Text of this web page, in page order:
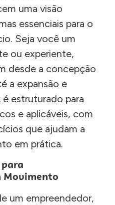
uma visão
essenciais para o
Seja você um
ou experiente,
desde a concepção
a expansão e
estruturado para
e aplicáveis, com
que ajudam a
em prática.
Movimento
um empreendedor,